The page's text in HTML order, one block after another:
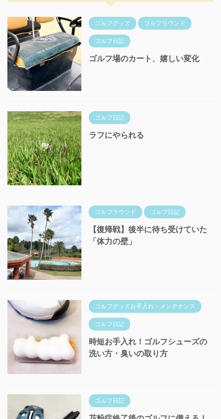
ゴルフグッズ ゴルフラウンド
ゴルフ日記
ゴルフ場のカート、嬉しい変化
ゴルフ日記
ラフにやられる
ゴルフラウンド ゴルフ日記
【復帰戦】後半に待ち受けていた
「体力の壁」
ゴルフグッズお手入れ・メンテナンス
ゴルフ日記
時短お手入れ！ゴルフシューズの
洗い方・臭いの取り方
ゴルフ日記